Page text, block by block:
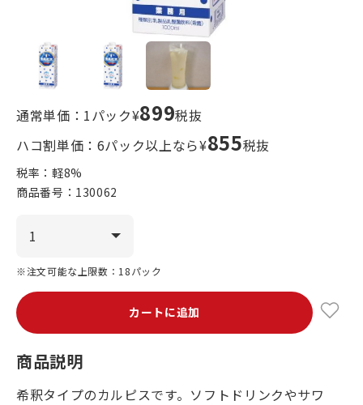
通常単価：1パック¥899税抜
ハコ割単価：6パック以上なら¥855税抜
税率：軽8%
商品番号： 130062
※注文可能な上限数：18パック
カートに追加
商品説明
希釈タイプのカルピスです。ソフトドリンクやサワ